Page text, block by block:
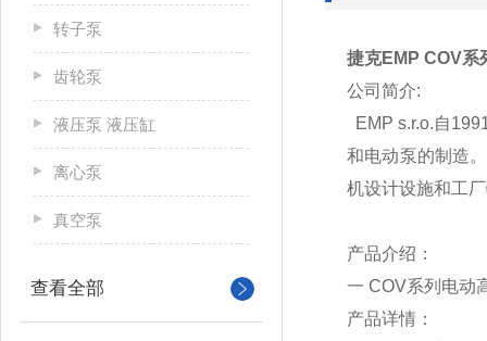
转子泵
齿轮泵
液压泵 液压缸
离心泵
真空泵
查看全部
捷克EMP COV系
公司简介:
EMP s.r.o.自
和电动泵的制造
机设计设施和工
产品介绍：
一 COV系列电动
产品详情：